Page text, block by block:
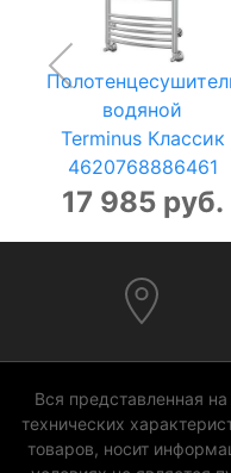
водяной
Terminus Классик
4620768886461
17 985 руб.
Вся представленная
технических
товаров, носит